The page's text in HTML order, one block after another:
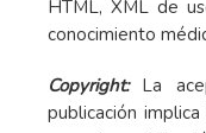
HTML, XML de
conocimiento
Copyright: La
publicación